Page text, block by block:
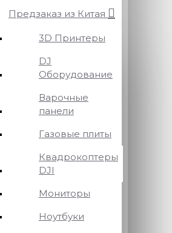
Предзаказ из Китая
3D Принтеры
DJ
Оборудование
Варочные
панели
Газовые плиты
Квадрокоптеры
DJI
Мониторы
Ноутбуки